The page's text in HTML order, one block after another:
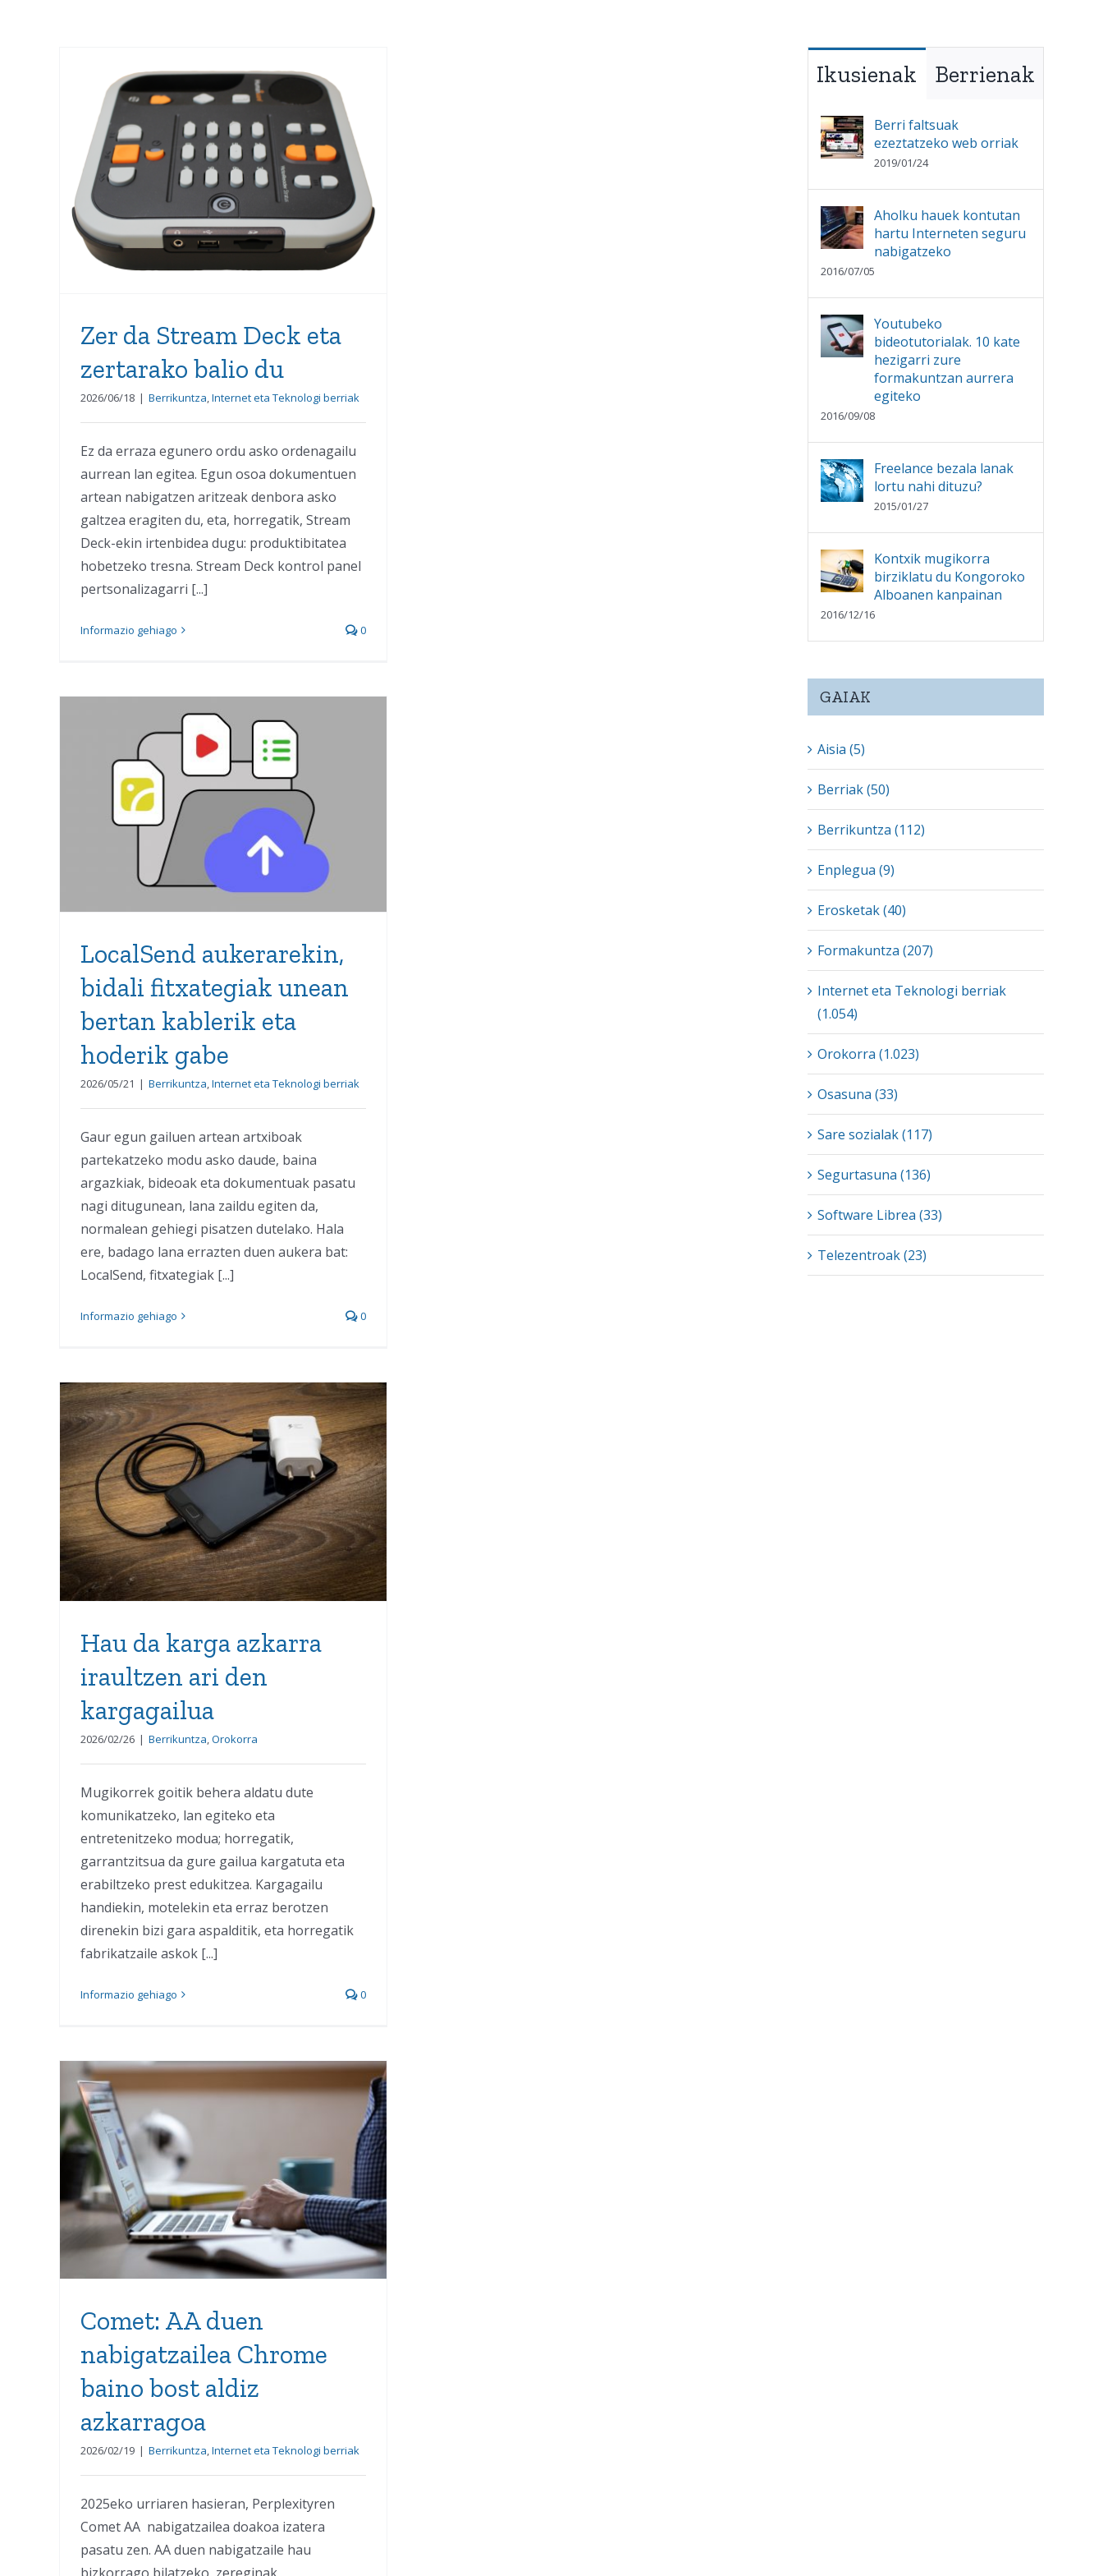
Zer da Stream Deck eta
zertarako balio du
Zer da Stream Deck eta
zertarako balio du
2026/06/18 | Berrikuntza Internet eta Teknologi berriak
Ez da erraza egunero ordu asko ordenagailu
aurrean lan egitea. Egun osoa dokumentuen
artean nabigatzen aritzeak denbora asko
galtzea eragiten du, eta, horregatik, Stream
Deck-ekin irtenbidea dugu: produktibitatea
hobetzeko tresna. Stream Deck kontrol panel
pertsonalizagarri [...]
Informazio gehiago 0
LocalSend aukerarekin,
bidali fitxategiak unean
bertan kablerik eta hoderik
gabe
LocalSend aukerarekin,
bidali fitxategiak unean
bertan kablerik eta
hoderik gabe
2026/05/21 | Berrikuntza,Internet eta Teknologi berriak
Gaur egun gailuen artean artxiboak
partekatzeko modu asko daude, baina
argazkiak, bideoak eta dokumentuak pasatu
nagi ditugunean, lana zaildu egiten da,
normalean gehiegi pisatzen dutelako. Hala
ere, badago lana errazten duen aukera bat:
LocalSend, fitxategiak [...]
Informazio gehiago 0
Hau da karga azkarra
iraultzen ari den
kargagailua
Hau da karga azkarra
iraultzen ari den
kargagailua
2026/02/26 | Berrikuntza,Orokorra
Mugikorrek goitik behera aldatu dute
komunikatzeko, lan egiteko eta
entretenitzeko modua; horregatik,
garrantzitsua da gure gailua kargatuta eta
erabiltzeko prest edukitzea. Kargagailu
handiekin, motelekin eta erraz berotzen
direnekin bizi gara aspalditik, eta horregatik
fabrikatzaile askok [...]
Informazio gehiago 0
Comet: AA duen
nabigatzailea Chrome
baino bost aldiz azkarragoa
Comet: AA duen
nabigatzailea Chrome
baino bost aldiz
azkarragoa
2026/02/19 | Berrikuntza,Internet eta Teknologi berriak
2025eko urriaren hasieran, Perplexityren
Comet AA nabigatzailea doakoa izatera
pasatu zen. AA duen nabigatzaile hau
Ikusienak Berrienak
Berri faltsuak
ezeztatzeko web orriak
2019/01/24
Aholku hauek kontutan
hartu Interneten seguru
nabigatzeko
2016/07/05
Youtubeko
bideotutorialak. 10 kate
hezigarri zure
formakuntzan aurrera
egiteko
2016/09/08
Freelance bezala lanak
lortu nahi dituzu?
2015/01/27
Kontxik mugikorra
birziklatu du Kongoroko
Alboanen kanpainan
2016/12/16
GAIAK
Aisia (5)
Berriak (50)
Berrikuntza (112)
Enplegua (9)
Erosketak (40)
Formakuntza (207)
Internet eta Teknologi berriak
(1.054)
Orokorra (1.023)
Osasuna (33)
Sare sozialak (117)
Segurtasuna (136)
Software Librea (33)
Telezentroak (23)